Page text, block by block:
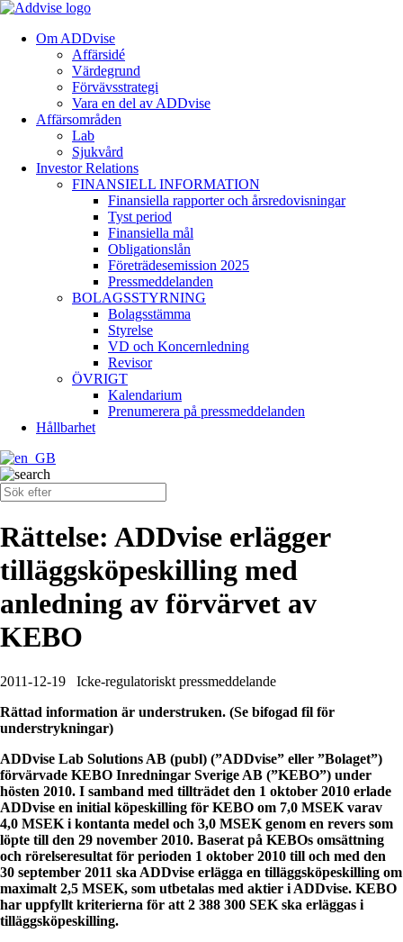
Om ADDvise
Affärsidé
Värdegrund
Förvävsstrategi
Vara en del av ADDvise
Affärsområden
Lab
Sjukvård
Investor Relations
FINANSIELL INFORMATION
Finansiella rapporter och årsredovisningar
Tyst period
Finansiella mål
Obligationslån
Företrädesemission 2025
Pressmeddelanden
BOLAGSSTYRNING
Bolagsstämma
Styrelse
VD och Koncernledning
Revisor
ÖVRIGT
Kalendarium
Prenumerera på pressmeddelanden
Hållbarhet
Rättelse: ADDvise erlägger
tilläggsköpeskilling med
anledning av förvärvet av
KEBO
2011-12-19
Icke-regulatoriskt pressmeddelande
Rättad information är understruken. (Se bifogad fil för
understrykningar)
ADDvise Lab Solutions AB (publ) (”ADDvise” eller ”Bolaget”)
förvärvade KEBO Inredningar Sverige AB (”KEBO”) under
hösten 2010. I samband med tillträdet den 1 oktober 2010 erlade
ADDvise en initial köpeskilling för KEBO om 7,0 MSEK varav
4,0 MSEK i kontanta medel och 3,0 MSEK genom en revers som
löpte till den 29 november 2010. Baserat på KEBOs omsättning
och rörelseresultat för perioden 1 oktober 2010 till och med den
30 september 2011 ska ADDvise erlägga en tilläggsköpeskilling om
maximalt 2,5 MSEK, som utbetalas med aktier i ADDvise. KEBO
har uppfyllt kriterierna för att 2 388 300 SEK ska erläggas i
tilläggsköpeskilling.